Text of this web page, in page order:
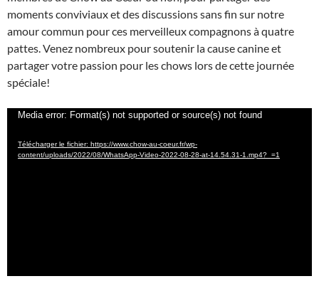
moments conviviaux et des discussions sans fin sur notre
amour commun pour ces merveilleux compagnons à quatre
pattes. Venez nombreux pour soutenir la cause canine et
partager votre passion pour les chows lors de cette journée
spéciale!
Lecteur
Media error: Format(s) not supported or source(s) not found
Télécharger le fichier: https://www.chow-au-coeur.fr/wp-
content/uploads/2022/08/WhatsApp-Video-2022-08-28-at-14.54.31-1.mp4?_=1